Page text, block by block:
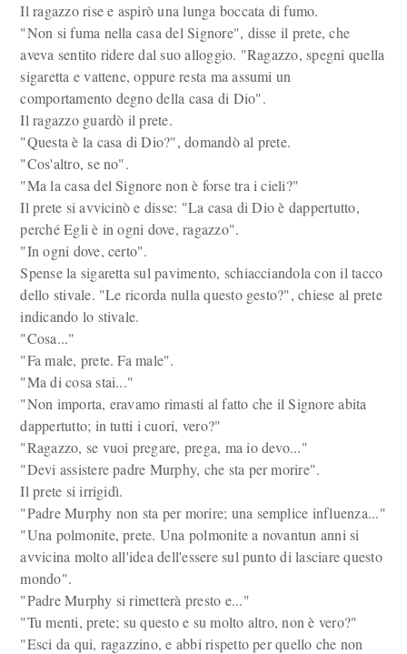
Il ragazzo rise e aspirò una lunga boccata di fumo.
"Non si fuma nella casa del Signore", disse il prete, che
aveva sentito ridere dal suo alloggio. "Ragazzo, spegni quella
sigaretta e vattene, oppure resta ma assumi un
comportamento degno della casa di Dio".
Il ragazzo guardò il prete.
"Questa è la casa di Dio?", domandò al prete.
"Cos'altro, se no".
"Ma la casa del Signore non è forse tra i cieli?"
Il prete si avvicinò e disse: "La casa di Dio è dappertutto,
perché Egli è in ogni dove, ragazzo".
"In ogni dove, certo".
Spense la sigaretta sul pavimento, schiacciandola con il tacco
dello stivale. "Le ricorda nulla questo gesto?", chiese al prete
indicando lo stivale.
"Cosa..."
"Fa male, prete. Fa male".
"Ma di cosa stai..."
"Non importa, eravamo rimasti al fatto che il Signore abita
dappertutto; in tutti i cuori, vero?"
"Ragazzo, se vuoi pregare, prega, ma io devo..."
"Devi assistere padre Murphy, che sta per morire".
Il prete si irrigidì.
"Padre Murphy non sta per morire; una semplice influenza..."
"Una polmonite, prete. Una polmonite a novantun anni si
avvicina molto all'idea dell'essere sul punto di lasciare questo
mondo".
"Padre Murphy si rimetterà presto e..."
"Tu menti, prete; su questo e su molto altro, non è vero?"
"Esci da qui, ragazzino, e abbi rispetto per quello che non